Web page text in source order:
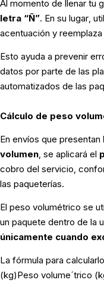
Al momento de llenar tu
letra “Ñ”. En su lugar,
acentuación y reemplaza
Esto ayuda a prevenir
datos por parte de las
automatizados de las
Cálculo de peso
En envíos que presentan
volumen, se aplicará el
cobro del servicio,
las paqueterías.
El peso volumétrico se
un paquete dentro de la
únicamente cuando
La fórmula para
(kg)Peso volumeˊtrico